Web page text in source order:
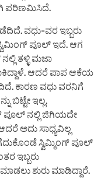
ಪರಿಣಮಿಸಿದೆ.
ವಧು-ವರ ಇಬ್ಬರು
ಸ್ವಿಮಿಂಗ್ ಪೂಲ್ ಇದೆ. ಆಗ
ತಳ್ಳಿ ಮಜಾ
ಆದರೆ ಪಾಪ ಆಕೆಯ
ಕಾರಣ ವಧು ವರನಿಗೆ
ಬಿಟ್ಟೇ ಇಲ್ಲ.
ಪೂಲ್ ನಲ್ಲಿ ಜಿಗಿಯದೇ
ಅದು ಸಾಧ್ಯವಿಲ್ಲ
ಸ್ವಿಮ್ಮಿಂಗ್ ಪೂಲ್
ಇಬ್ಬರು
ಶುರು ಮಾಡಿದ್ದಾರೆ.